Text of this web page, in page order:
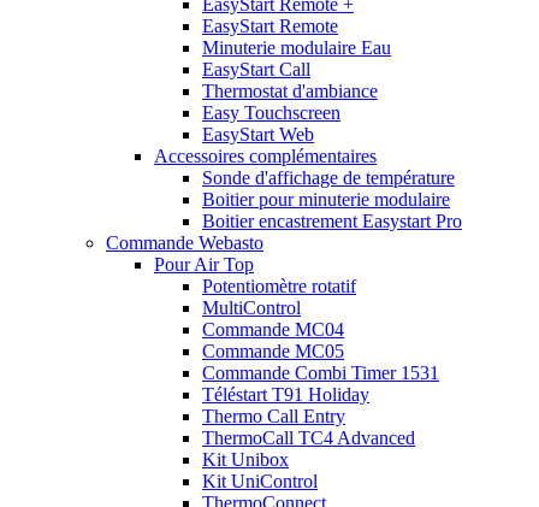
EasyStart Remote +
EasyStart Remote
Minuterie modulaire Eau
EasyStart Call
Thermostat d'ambiance
Easy Touchscreen
EasyStart Web
Accessoires complémentaires
Sonde d'affichage de température
Boitier pour minuterie modulaire
Boitier encastrement Easystart Pro
Commande Webasto
Pour Air Top
Potentiomètre rotatif
MultiControl
Commande MC04
Commande MC05
Commande Combi Timer 1531
Téléstart T91 Holiday
Thermo Call Entry
ThermoCall TC4 Advanced
Kit Unibox
Kit UniControl
ThermoConnect